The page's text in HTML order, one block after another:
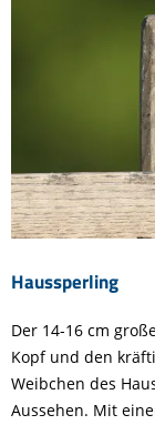
Haussperling
Der 14-16 cm
Kopf und den
Weibchen des
Aussehen. Mit